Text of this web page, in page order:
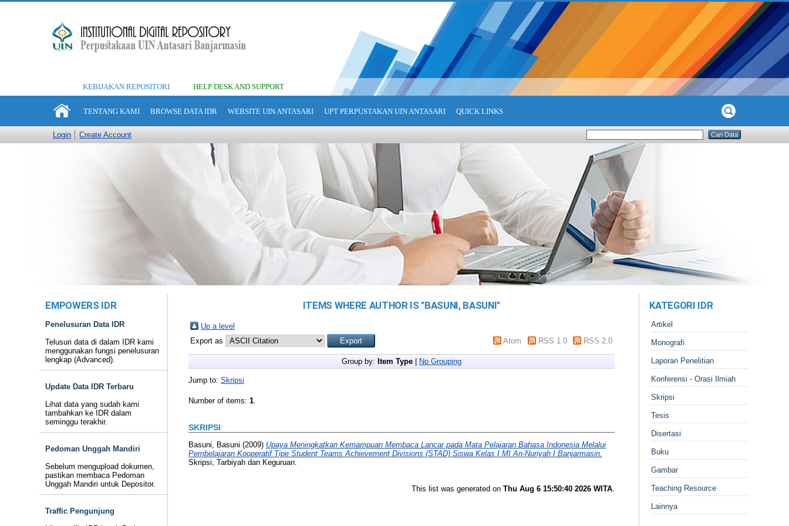
KEBIJAKAN REPOSITORI HELP DESK AND SUPPORT
TENTANG KAMI BROWSE DATA IDR WEBSITE UIN ANTASARI UPT PERPUSTAKAN UIN ANTASARI QUICK LINKS
Login Create Account
EMPOWERS IDR
Penelusuran Data IDR
Telusuri data di dalam IDR kami
menggunakan fungsi penelusuran
lengkap (Advanced).
Update Data IDR Terbaru
Lihat data yang sudah kami
tambahkan ke IDR dalam
seminggu terakhir.
Pedoman Unggah Mandiri
Sebelum mengupload dokumen,
pastikan membaca Pedoman
Unggah Mandiri untuk Depositor.
Traffic Pengunjung
ITEMS WHERE AUTHOR IS "BASUNI, BASUNI"
Up a level
Export as
Atom RSS 1.0 RSS 2.0
Group by: Item Type| No Grouping
Jump to: Skripsi
Number of items: 1.
SKRIPSI
Basuni, Basuni (2009) Upaya Meningkatkan Kemampuan Membaca Lancar pada Mata Pelajaran Bahasa Indonesia Melalui
Pembelajaran Kooperatif Tipe Student Teams Achievement Divisions (STAD) Siswa Kelas I MI An-Nuriyah I Banjarmasin.
Skripsi, Tarbiyah dan Keguruan.
This list was generated on Thu Aug 6 15:50:40 2026 WITA.
KATEGORI IDR
Artikel
Monografi
Laporan Penelitian
Konferensi - Orasi Ilmiah
Skripsi
Tesis
Disertasi
Buku
Gambar
Teaching Resource
Lainnya